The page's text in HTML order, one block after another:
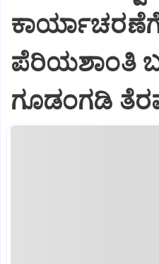
ಕಾರ್ಯಾಚರಣೆಗೆ
ಪೆರಿಯಶಾಂತಿ
ಗೂಡಂಗಡಿ